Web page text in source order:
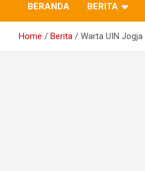
BERANDA BERITA
Home Berita Warta UIN Jogja